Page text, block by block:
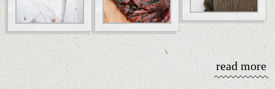
read more